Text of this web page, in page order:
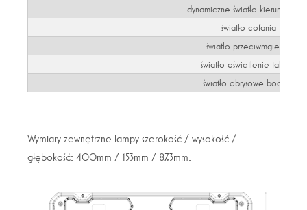
dynamiczne światło kierunku
światło cofania
światło przeciwmgielne
światło oświetlenie tablicy
światło obrysowe boczne
Wymiary zewnętrzne lampy szerokość / wysokość /
głębokość: 400mm / 153mm / 87,3mm.